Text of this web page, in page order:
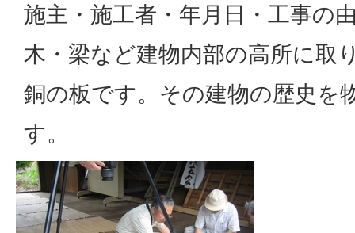
施主・施工者・年月日・工事の
木・梁など建物内部の高所に取
銅の板です。その建物の歴史を
す。